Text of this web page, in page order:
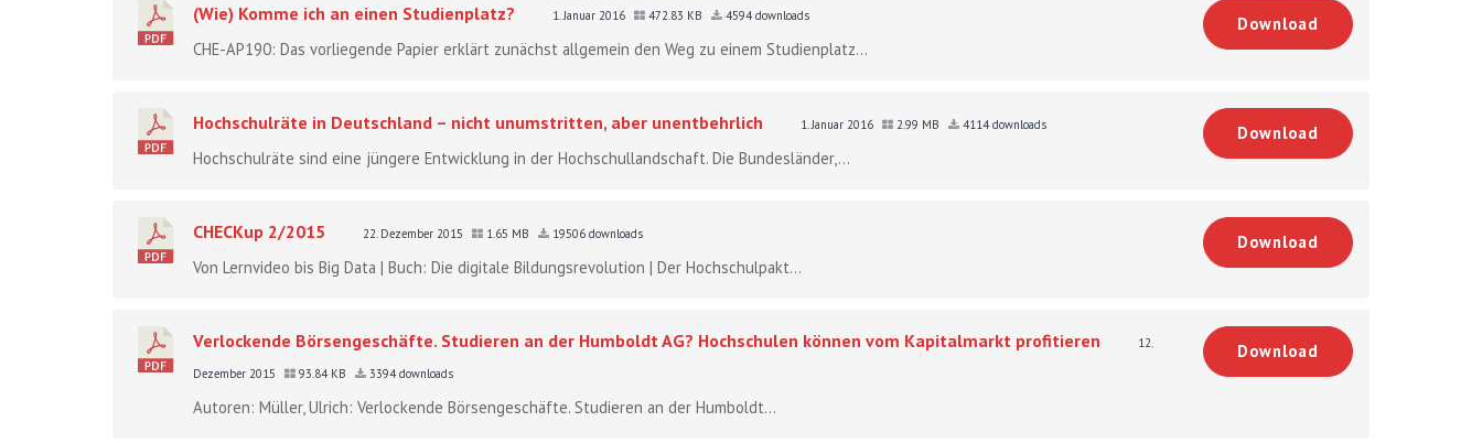
(Wie) Komme ich an einen Studienplatz? 1. Januar 2016 472.83 KB 4594 downloads
CHE-AP190: Das vorliegende Papier erklärt zunächst allgemein den Weg zu einem Studienplatz...
Download
Hochschulräte in Deutschland – nicht unumstritten, aber unentbehrlich 1. Januar 2016 2.99 MB 4114 downloads
Hochschulräte sind eine jüngere Entwicklung in der Hochschullandschaft. Die Bundesländer,...
Download
CHECKup 2/2015 22. Dezember 2015 1.65 MB 19506 downloads
Von Lernvideo bis Big Data | Buch: Die digitale Bildungsrevolution | Der Hochschulpakt...
Download
Verlockende Börsengeschäfte. Studieren an der Humboldt AG? Hochschulen können vom Kapitalmarkt profitieren
12.
Dezember 2015
93.84 KB 3394 downloads
Autoren: Müller, Ulrich: Verlockende Börsengeschäfte. Studieren an der Humboldt...
Download